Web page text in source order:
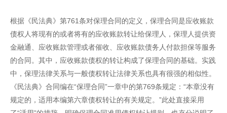
根据《民法典》第761条对保理合同的定义，保理合同是应收账款
债权人将现有的或者将有的应收账款转让给保理人，保理人提供资
金融通、应收账款管理或者催收、应收账款债务人付款担保等服务
的合同。其中，应收账款债权的转让构成了保理合同的基础。实践
中，保理法律关系与一般债权转让法律关系也具有很强的相似性。
《民法典》合同编在“保理合同”一章中的第769条规定：“本章没有
规定的，适用本编第六章债权转让的有关规定。”此处直接采用